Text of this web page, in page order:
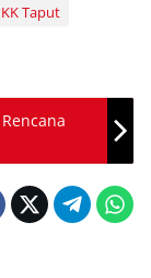
Taput